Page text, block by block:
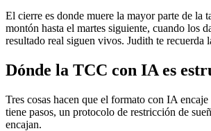
El cierre es donde muere la mayor parte de la
montón hasta el martes siguiente, cuando los
resultado real siguen vivos. Judith te recuerda
Dónde la TCC con IA es
Tres cosas hacen que el formato con IA
tiene pasos, un protocolo de restricción de
encajan.